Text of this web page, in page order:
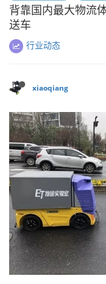
话题
热门
背靠国内最大物流
送车
行业动态
xiaoqiang